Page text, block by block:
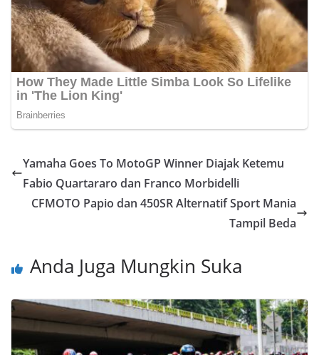
Yamaha Goes To MotoGP Winner Diajak Ketemu
Fabio Quartararo dan Franco Morbidelli
CFMOTO Papio dan 450SR Alternatif Sport Mania
Tampil Beda
Anda Juga Mungkin Suka